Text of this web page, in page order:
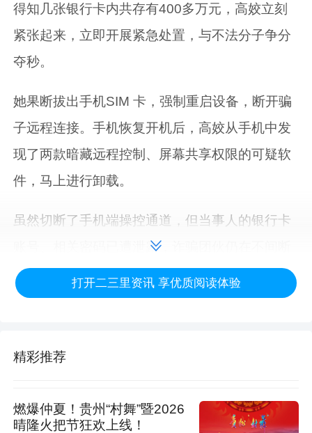
得知几张银行卡内共存有400多万元，高姣立刻
紧张起来，立即开展紧急处置，与不法分子争分
夺秒。
她果断拔出手机SIM 卡，强制重启设备，断开骗
子远程连接。手机恢复开机后，高姣从手机中发
现了两款暗藏远程控制、屏幕共享权限的可疑软
件，马上进行卸载。
虽然切断了手机端操控通道，但当事人的银行卡
账号、相关密码已遭泄露，诈骗团伙仍在不间断
发起转账申请。民警即刻驾车载着黄女士赶往银
行，途中，高姣反复协助修改银行卡、支付密
打开二三里资讯 享优质阅读体验
精彩推荐
燃爆仲夏！贵州“村舞”暨2026
晴隆火把节狂欢上线！